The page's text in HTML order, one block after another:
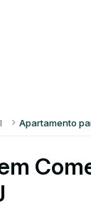
Apartamento